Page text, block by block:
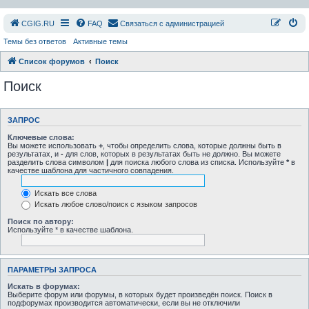
СGIG.RU FAQ Связаться с администрацией
Темы без ответов Активные темы
Список форумов Поиск
Поиск
ЗАПРОС
Ключевые слова:
Вы можете использовать + , чтобы определить слова, которые должны быть в
результатах, и - для слов, которых в результатах быть не должно. Вы можете
разделить слова символом | для поиска любого слова из списка. Используйте * в
качестве шаблона для частичного совпадения.
Искать все слова
Искать любое слово/поиск с языком запросов
Поиск по автору:
Используйте * в качестве шаблона.
ПАРАМЕТРЫ ЗАПРОСА
Искать в форумах:
Выберите форум или форумы, в которых будет произведён поиск. Поиск в
подфорумах производится автоматически, если вы не отключили